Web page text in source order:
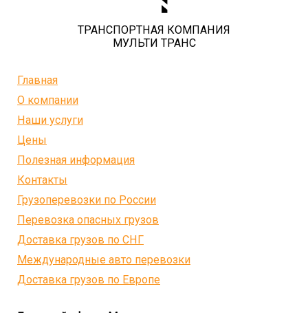
ТРАНСПОРТНАЯ КОМПАНИЯ
МУЛЬТИ ТРАНС
Главная
О компании
Наши услуги
Цены
Полезная информация
Контакты
Грузоперевозки по России
Перевозка опасных грузов
Доставка грузов по СНГ
Международные авто перевозки
Доставка грузов по Европе